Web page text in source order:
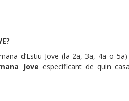
d’Estiu Jove (la 2a, 3a, 4a o
Jove especificant de quin